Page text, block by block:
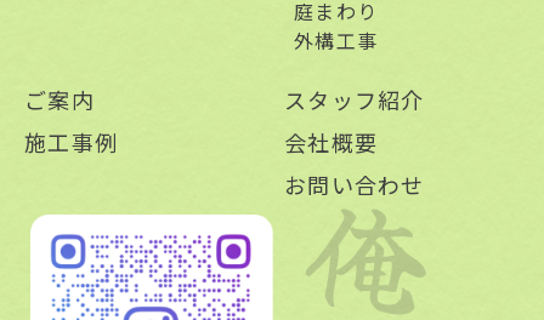
によりユーザーが連携先に開示を認めた情報
(3) ユーザーが本サービスを利用するにあたっ
て、当社が収集する情報
利用方法に関する情報を収集することがありま
す。これには以下の情報が含まれます。
・リファラ
・IPアドレス
・サーバーアクセスログに関する情報
庭まわり
外構工事
ご案内
施工事例
スタッフ紹介
会社概要
お問い合わせ